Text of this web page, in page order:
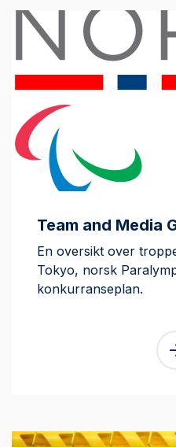
Team and Media
En oversikt over
Tokyo, norsk
konkurranseplan.